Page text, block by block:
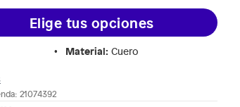
Elige tus opciones
Material: Cuero
21074392